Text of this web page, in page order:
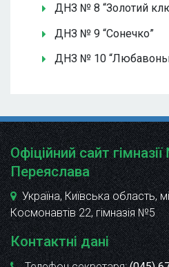
ДНЗ № 8 “Золотий
ДНЗ № 9 “Сонечко”
ДНЗ № 10
Офіційний сайт
Переяслава
Україна, Київська область,
Космонавтів 22, гімназія №5
Контактні дані